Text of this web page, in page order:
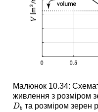
Малюнок 10.34:
живлення з розміром
Db
Db та розміром зерен